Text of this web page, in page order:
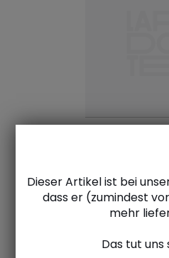
Dieser Artikel ist bei
dass er (zumindest
mehr
Das tut uns